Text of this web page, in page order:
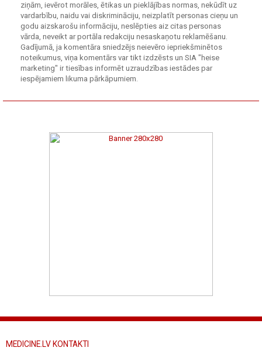
ziņām, ievērot morāles, ētikas un pieklājības normas, nekūdīt uz
vardarbību, naidu vai diskrimināciju, neizplatīt personas cieņu un
godu aizskarošu informāciju, neslēpties aiz citas personas
vārda, neveikt ar portāla redakciju nesaskaņotu reklamēšanu.
Gadījumā, ja komentāra sniedzējs neievēro iepriekšminētos
noteikumus, viņa komentārs var tikt izdzēsts un SIA "heise
marketing" ir tiesības informēt uzraudzības iestādes par
iespējamiem likuma pārkāpumiem.
MEDICINE.LV KONTAKTI